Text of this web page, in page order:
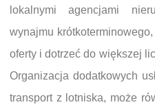
lokalnymi agencjami
wynajmu
oferty i dotrzeć do większej
Organizacja dodatkowych
transport z lotniska, może